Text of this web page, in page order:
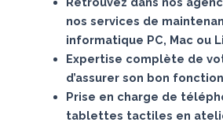
nos services de
informatique PC, Mac ou
Expertise complète de
d’assurer son bon
Prise en charge de
tablettes tactiles en